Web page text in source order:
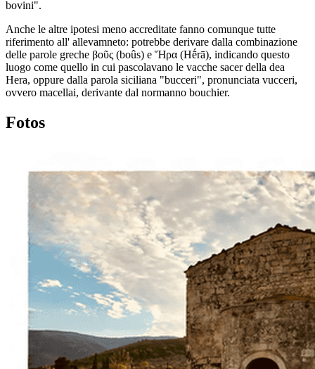
bovini".
Anche le altre ipotesi meno accreditate fanno comunque tutte
riferimento all' allevamneto: potrebbe derivare dalla combinazione
delle parole greche βοῦς (boûs) e Ἥρα (Hḗrā), indicando questo
luogo come quello in cui pascolavano le vacche sacer della dea
Hera, oppure dalla parola siciliana "bucceri", pronunciata vucceri,
ovvero macellai, derivante dal normanno bouchier.
Fotos